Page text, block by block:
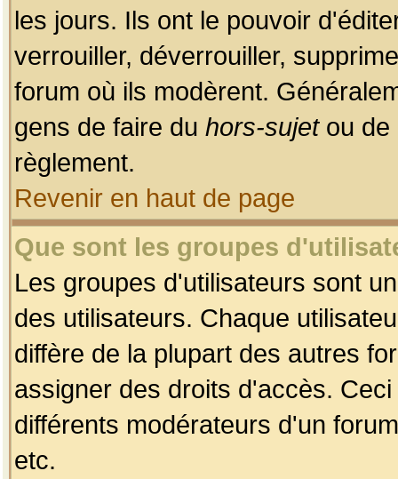
les jours. Ils ont le pouvoir
verrouiller, déverrouiller,
forum où ils modèrent.
gens de faire du hors-sujetou de
règlement.
Revenir en haut de page
Que sont les groupes
Les groupes d'utilisateurs sont
des utilisateurs. Chaque
diffère de la plupart des autres
assigner des droits d'accès.
différents modérateurs d'un
etc.